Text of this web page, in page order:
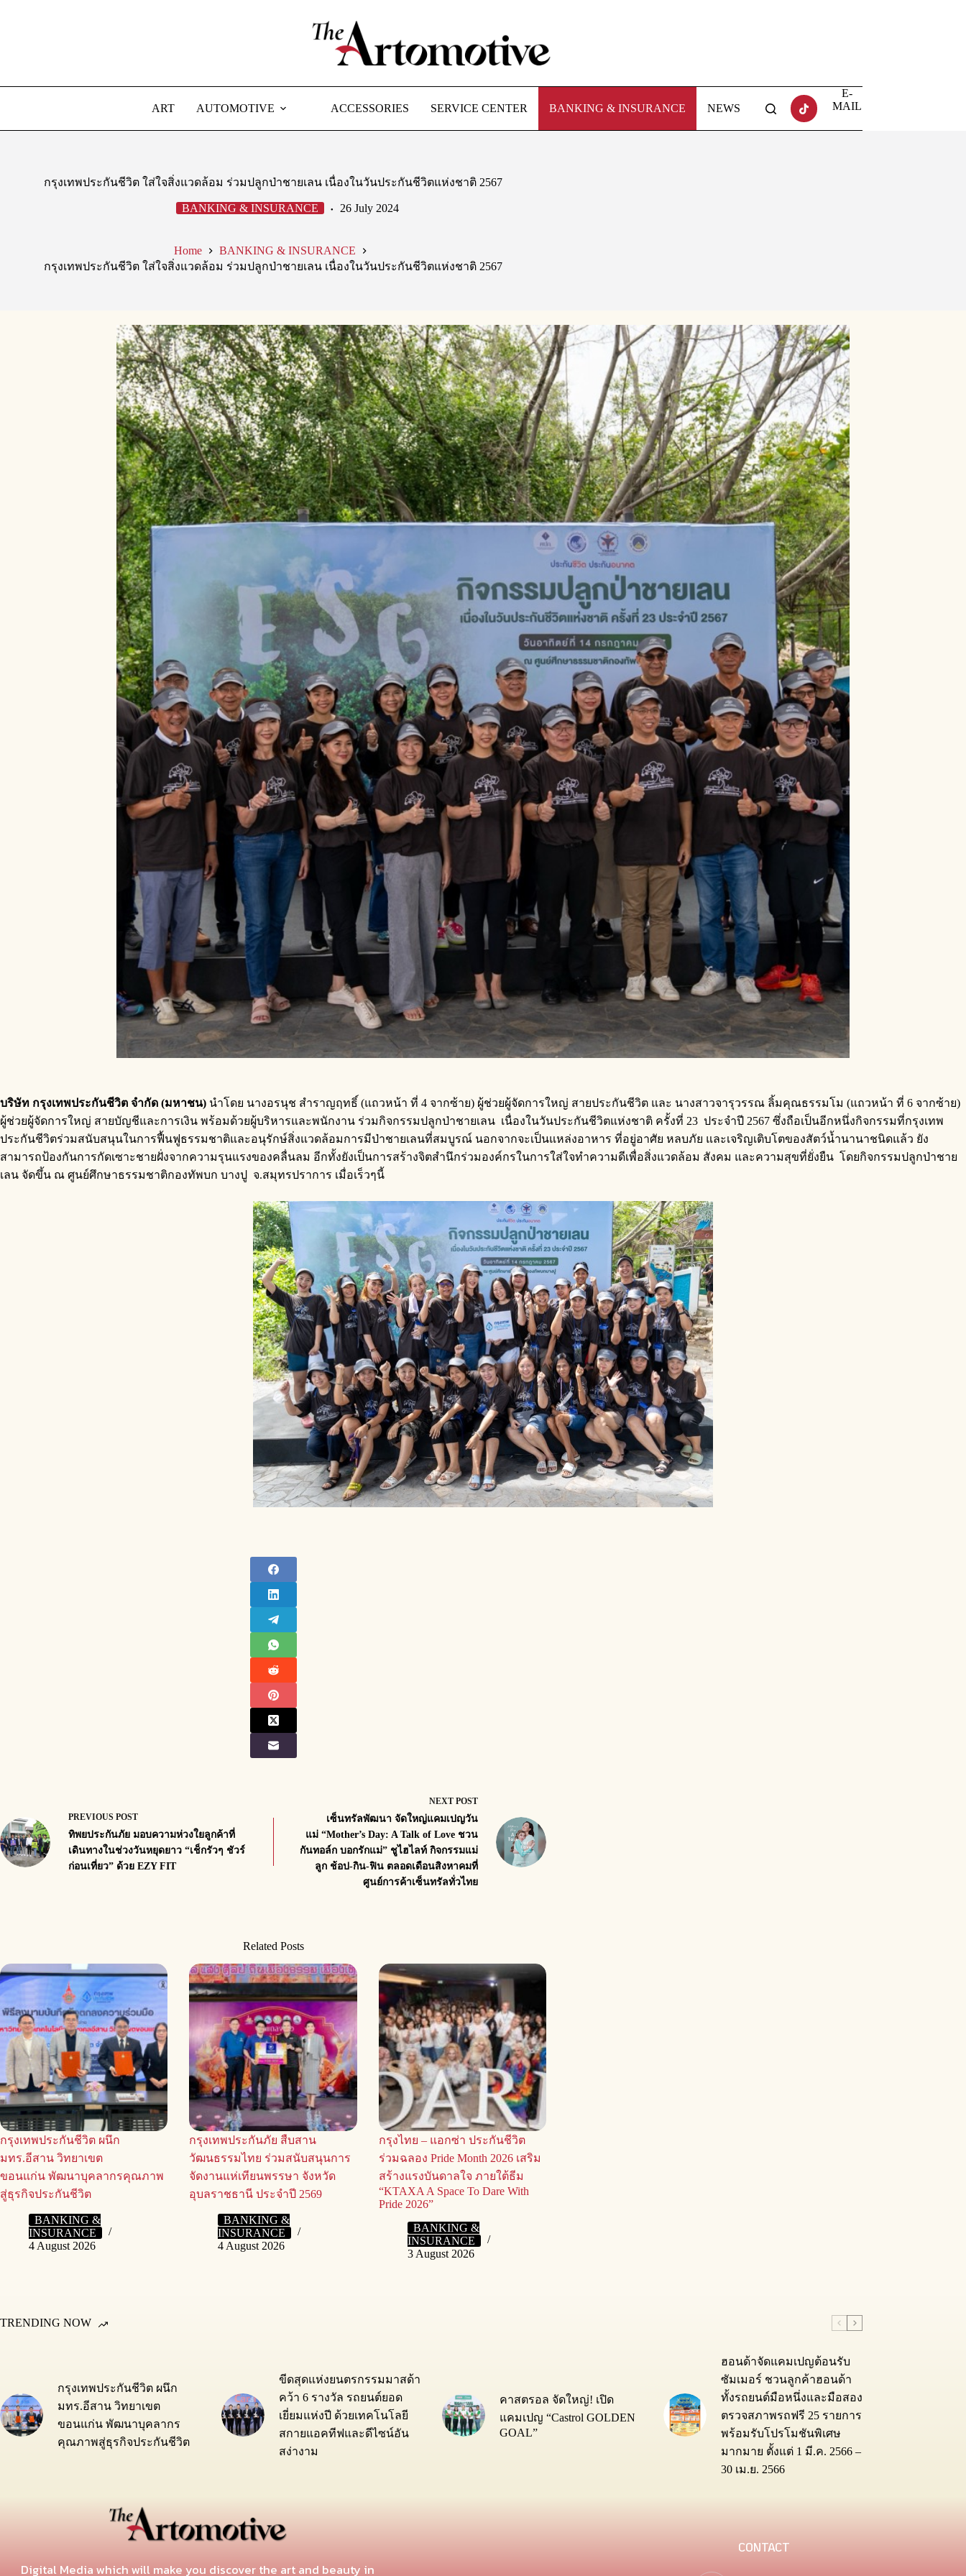
ART AUTOMOTIVE ACCESSORIES SERVICE CENTER BANKING & INSURANCE NEWS
E-
MAIL
กรุงเทพประกันชีวิต ใส่ใจสิ่งแวดล้อม ร่วมปลูกป่าชายเลน เนื่องในวันประกันชีวิตแห่งชาติ 2567
BANKING & INSURANCE 26 July 2024
Home
BANKING & INSURANCE
กรุงเทพประกันชีวิต ใส่ใจสิ่งแวดล้อม ร่วมปลูกป่าชายเลน เนื่องในวันประกันชีวิตแห่งชาติ 2567
บริษัท กรุงเทพประกันชีวิต จำกัด (มหาชน) นำโดย นางอรนุช สำราญฤทธิ์ (แถวหน้า ที่ 4 จากซ้าย) ผู้ช่วยผู้จัดการใหญ่ สายประกันชีวิต และ นางสาวจารุวรรณ ลิ้มคุณธรรมโม (แถวหน้า ที่ 6 จากซ้าย)
ผู้ช่วยผู้จัดการใหญ่ สายบัญชีและการเงิน พร้อมด้วยผู้บริหารและพนักงาน ร่วมกิจกรรมปลูกป่าชายเลน เนื่องในวันประกันชีวิตแห่งชาติ ครั้งที่ 23 ประจำปี 2567 ซึ่งถือเป็นอีกหนึ่งกิจกรรมที่กรุงเทพ
ประกันชีวิตร่วมสนับสนุนในการฟื้นฟูธรรมชาติและอนุรักษ์สิ่งแวดล้อมการมีป่าชายเลนที่สมบูรณ์ นอกจากจะเป็นแหล่งอาหาร ที่อยู่อาศัย หลบภัย และเจริญเติบโตของสัตว์น้ำนานาชนิดแล้ว ยัง
สามารถป้องกันการกัดเซาะชายฝั่งจากความรุนแรงของคลื่นลม อีกทั้งยังเป็นการสร้างจิตสำนึกร่วมองค์กรในการใส่ใจทำความดีเพื่อสิ่งแวดล้อม สังคม และความสุขที่ยั่งยืน โดยกิจกรรมปลูกป่าชาย
เลน จัดขึ้น ณ ศูนย์ศึกษาธรรมชาติกองทัพบก บางปู จ.สมุทรปราการ เมื่อเร็วๆนี้
PREVIOUS POST
ทิพยประกันภัย มอบความห่วงใยลูกค้าที่
เดินทางในช่วงวันหยุดยาว “เช็กรัวๆ ชัวร์
ก่อนเที่ยว” ด้วย EZY FIT
NEXT POST
เซ็นทรัลพัฒนา จัดใหญ่แคมเปญวัน
แม่ “Mother’s Day: A Talk of Love ชวน
กันทอล์ก บอกรักแม่” ชูไฮไลท์ กิจกรรมแม่
ลูก ช้อป-กิน-ฟิน ตลอดเดือนสิงหาคมที่
ศูนย์การค้าเซ็นทรัลทั่วไทย
Related Posts
กรุงเทพประกันชีวิต ผนึก
มทร.อีสาน วิทยาเขต
ขอนแก่น พัฒนาบุคลากรคุณภาพ
สู่ธุรกิจประกันชีวิต
BANKING &
INSURANCE
4 August 2026
กรุงเทพประกันภัย สืบสาน
วัฒนธรรมไทย ร่วมสนับสนุนการ
จัดงานแห่เทียนพรรษา จังหวัด
อุบลราชธานี ประจำปี 2569
BANKING &
INSURANCE
4 August 2026
กรุงไทย – แอกซ่า ประกันชีวิต
ร่วมฉลอง Pride Month 2026 เสริม
สร้างแรงบันดาลใจ ภายใต้ธีม
“KTAXA A Space To Dare With
Pride 2026”
BANKING &
INSURANCE
3 August 2026
TRENDING NOW
กรุงเทพประกันชีวิต ผนึก
มทร.อีสาน วิทยาเขต
ขอนแก่น พัฒนาบุคลากร
คุณภาพสู่ธุรกิจประกันชีวิต
ขีดสุดแห่งยนตรกรรมมาสด้า
คว้า 6 รางวัล รถยนต์ยอด
เยี่ยมแห่งปี ด้วยเทคโนโลยี
สกายแอคทีฟและดีไซน์อัน
สง่างาม
คาสตรอล จัดใหญ่! เปิด
แคมเปญ “Castrol GOLDEN
GOAL”
ฮอนด้าจัดแคมเปญต้อนรับ
ซัมเมอร์ ชวนลูกค้าฮอนด้า
ทั้งรถยนต์มือหนึ่งและมือสอง
ตรวจสภาพรถฟรี 25 รายการ
พร้อมรับโปรโมชันพิเศษ
มากมาย ตั้งแต่ 1 มี.ค. 2566 –
30 เม.ย. 2566
Digital Media which will make you discover the art and beauty in
CONTACT